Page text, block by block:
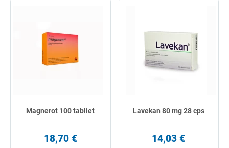
podľa názvu od A
Magnerot 100 tabliet
18,70 €
Lavekan 80 mg 28 cps
14,03 €